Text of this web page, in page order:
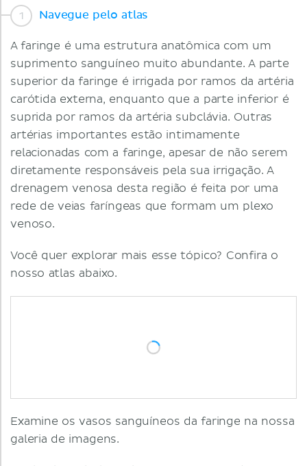
Navegue pelo atlas
A faringe é uma estrutura anatômica com um
suprimento sanguíneo muito abundante. A parte
superior da faringe é irrigada por ramos da artéria
carótida externa, enquanto que a parte inferior é
suprida por ramos da artéria subclávia. Outras
artérias importantes estão intimamente
relacionadas com a faringe, apesar de não serem
diretamente responsáveis pela sua irrigação. A
drenagem venosa desta região é feita por uma
rede de veias faríngeas que formam um plexo
venoso.
Você quer explorar mais esse tópico? Confira o
nosso atlas abaixo.
Examine os vasos sanguíneos da faringe na nossa
galeria de imagens.